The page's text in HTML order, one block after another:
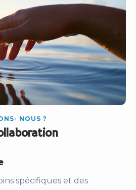
NOUS ?
spécifiques et des